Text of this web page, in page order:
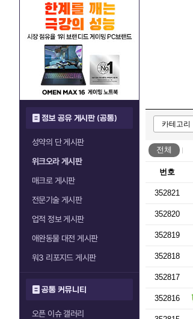
정보 공유 게시판 (공통)
성약의 단 게시판
위크오라 게시판
매크로 게시판
전문기술 게시판
업적 정보 게시판
애완동물 대전 게시판
워3 리포지드 게시판
공통 커뮤니티
오픈 이슈 갤러리
전체
번호
352821
352820
352819
352818
352817
352816